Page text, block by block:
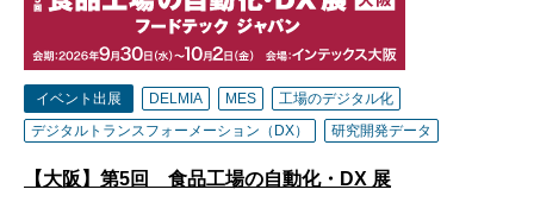
イベント出展 DELMIA MES
工場のデジタル化
デジタルトランスフォーメーション（DX）
研究開発データ
【大阪】第5回 食品工場の自動化・DX 展